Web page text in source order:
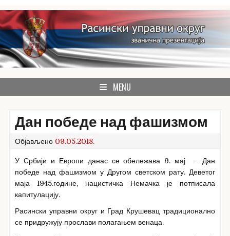
Skip
to
content
Расински округ
званична презентација Расинског управног округа
MENU
Дан победе над фашизмом
Објављено 09.05.2018.
У Србији и Европи данас се обележава 9. мај – Дан
победе над фашизмом у Другом светском рату. Деветог
маја 1945.године, нацистичка Немачка је потписала
капитулацију.
Расински управни округ и Град Крушевац традиционално
се придружују прослави полагањем венаца.